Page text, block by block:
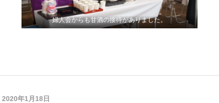
婦人会からも甘酒の接待がありました。
2020年1月18日